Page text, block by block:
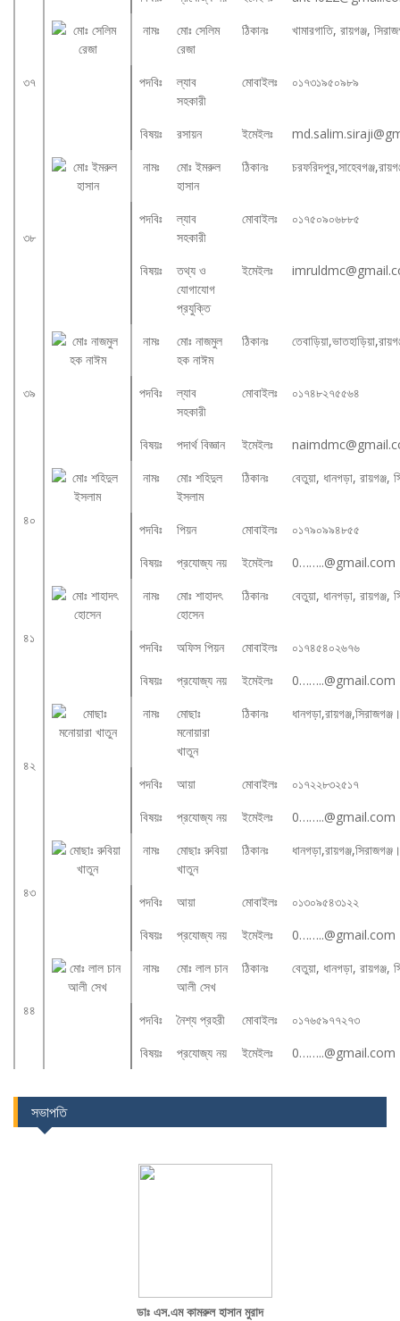
৩৭
নামঃ
মোঃ সেলিম
রেজা
ঠিকানঃ খামারগাতি, রায়গঞ্জ,
পদবিঃ
ল্যাব
সহকারী
মোবাইলঃ ০১৭৩১৯৫০৯৮৯
বিষয়ঃ রসায়ন ইমেইলঃ
৩৮
নামঃ
মোঃ ইমরুল
হাসান
ঠিকানঃ
পদবিঃ
ল্যাব
সহকারী
মোবাইলঃ ০১৭৫০৯০৬৮৮৫
বিষয়ঃ
তথ্য ও
যোগাযোগ
প্রযুক্তি
ইমেইলঃ
৩৯
নামঃ
মোঃ নাজমুল
হক নাঈম
ঠিকানঃ
পদবিঃ
ল্যাব
সহকারী
মোবাইলঃ ০১৭৪৮২৭৫৫৬৪
বিষয়ঃ পদার্থ বিজ্ঞান ইমেইলঃ
৪০
নামঃ
মোঃ শহিদুল
ইসলাম
ঠিকানঃ বেতুয়া, ধানগড়া, রায়গঞ্জ,
পদবিঃ পিয়ন মোবাইলঃ
০১৭৯০৯৯৪৮৫৫
বিষয়ঃ
প্রযোজ্য নয় ইমেইলঃ 0……..@gmail.com
৪১
নামঃ
মোঃ শাহাদৎ
হোসেন
ঠিকানঃ বেতুয়া, ধানগড়া, রায়গঞ্জ,
পদবিঃ অফিস পিয়ন মোবাইলঃ
০১৭৪৫৪০২৬৭৬
বিষয়ঃ
প্রযোজ্য নয় ইমেইলঃ 0……..@gmail.com
৪২
নামঃ
মোছাঃ
মনোয়ারা
খাতুন
ঠিকানঃ ধানগড়া,রায়গঞ্জ,সিরাজগঞ্জ।
পদবিঃ আয়া মোবাইলঃ
০১৭২২৮৩২৫১৭
বিষয়ঃ
প্রযোজ্য নয় ইমেইলঃ 0……..@gmail.com
৪৩
নামঃ
মোছাঃ রুবিয়া
খাতুন
ঠিকানঃ ধানগড়া,রায়গঞ্জ,সিরাজগঞ্জ।
পদবিঃ আয়া মোবাইলঃ
০১৩০৯৫৪৩১২২
বিষয়ঃ
প্রযোজ্য নয় ইমেইলঃ 0……..@gmail.com
৪৪
নামঃ
মোঃ লাল চান
আলী সেখ
ঠিকানঃ বেতুয়া, ধানগড়া, রায়গঞ্জ,
পদবিঃ নৈশ্য প্রহরী মোবাইলঃ
০১৭৬৫৯৭৭২৭৩
বিষয়ঃ
প্রযোজ্য নয় ইমেইলঃ 0……..@gmail.com
সভাপতি
ডাঃ এস.এম কামরুল হাসান মুরাদ